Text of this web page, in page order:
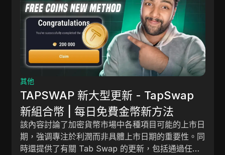
其他
TAPSWAP 新大型更新 - TapSwap
新組合幣 | 每日免費金幣新方法
該內容討論了加密貨幣市場中各種項目可能的上市日
期，強调專注於利潤而非具體上市日期的重要性。同
時還提供了有關 Tab Swap 的更新，包括通過任務